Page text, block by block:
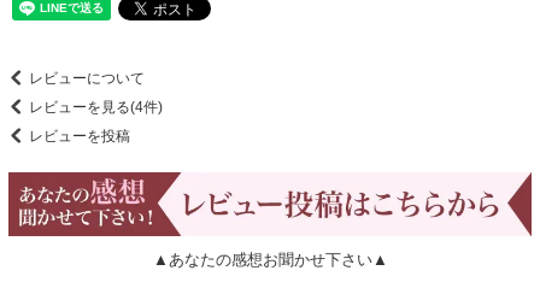
レビューについて
レビューを見る(4件)
レビューを投稿
▲あなたの感想お聞かせ下さい▲